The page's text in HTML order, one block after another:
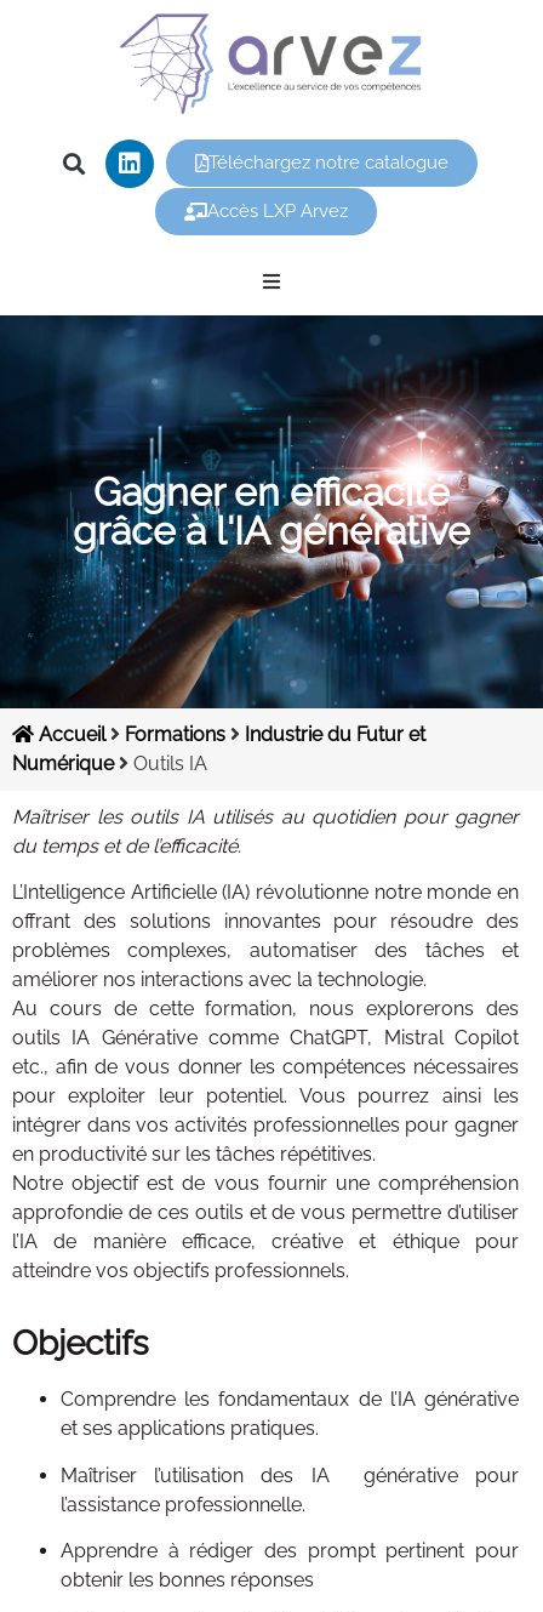
Téléchargez notre catalogue
Accès LXP Arvez
Nos offres
Nos formations
Vous êtes
Contacts
Gagner en efficacité
grâce à l'IA générative
Accueil Formations
Industrie du Futur et
Numérique
Outils IA
Maîtriser les outils IA utilisés au quotidien pour gagner
du temps et de l’efficacité.
L’Intelligence Artificielle (IA) révolutionne notre monde en
offrant des solutions innovantes pour résoudre des
problèmes complexes, automatiser des tâches et
améliorer nos interactions avec la technologie.
Au cours de cette formation, nous explorerons des
outils IA Générative comme ChatGPT, Mistral Copilot
etc., afin de vous donner les compétences nécessaires
pour exploiter leur potentiel. Vous pourrez ainsi les
intégrer dans vos activités professionnelles pour gagner
en productivité sur les tâches répétitives.
Notre objectif est de vous fournir une compréhension
approfondie de ces outils et de vous permettre d’utiliser
l’IA de manière efficace, créative et éthique pour
atteindre vos objectifs professionnels.
Objectifs
Comprendre les fondamentaux de l’IA générative
et ses applications pratiques.
Maîtriser l’utilisation des IA générative pour
l’assistance professionnelle.
Apprendre à rédiger des prompt pertinent pour
obtenir les bonnes réponses